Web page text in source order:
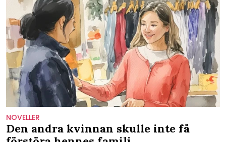
NOVELLER
Den andra kvinnan skulle inte få